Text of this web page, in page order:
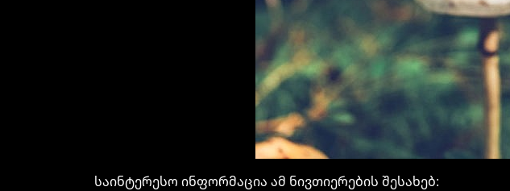
საინტერესო ინფორმაცია ამ ნივთიერების შესახებ: